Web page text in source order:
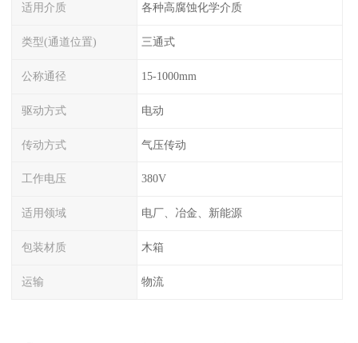
适用介质 各种高腐蚀化学介质
类型(通道位置) 三通式
公称通径 15-1000mm
驱动方式 电动
传动方式 气压传动
工作电压 380V
适用领域 电厂、冶金、新能源
包装材质 木箱
运输 物流